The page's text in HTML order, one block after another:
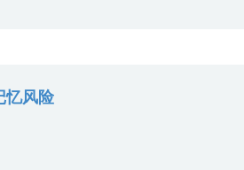
忆风险